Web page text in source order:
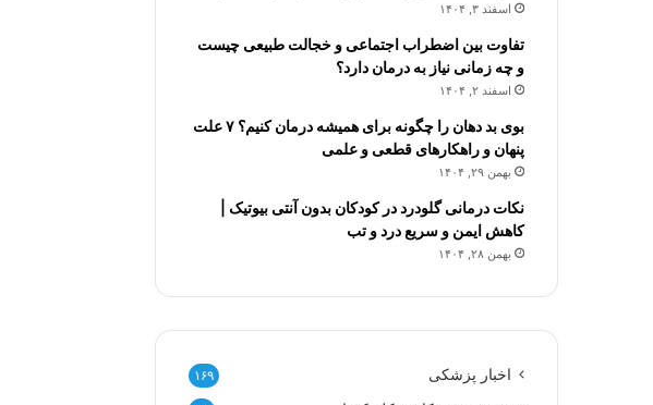
اسفند ۳, ۱۴۰۴
تفاوت بین اضطراب اجتماعی و خجالت طبیعی چیست
و چه زمانی نیاز به درمان دارد؟
اسفند ۲, ۱۴۰۴
بوی بد دهان را چگونه برای همیشه درمان کنیم؟ ۷ علت
پنهان و راهکارهای قطعی و علمی
بهمن ۲۹, ۱۴۰۴
نکات درمانی گلودرد در کودکان بدون آنتی بیوتیک |
کاهش ایمن و سریع درد و تب
بهمن ۲۸, ۱۴۰۴
اخبار پزشکی ۱۶۹